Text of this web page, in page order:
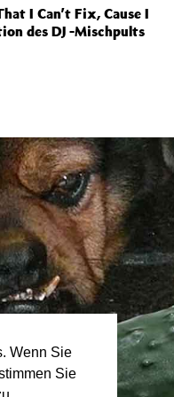
Wenn Sie
Sie
I Can’t Fix, Cause I
des DJ -Mischpults